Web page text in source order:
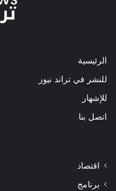
الرئيسية
للنشر في تراند نيوز
للإشهار
اتصل بنا
اقتصاد
برنامج